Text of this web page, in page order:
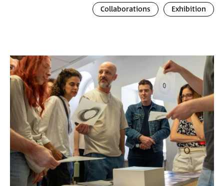
Exhibition
Collaborations